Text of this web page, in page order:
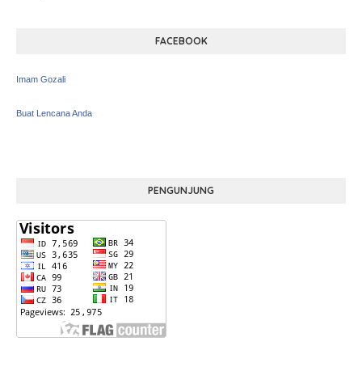
FACEBOOK
Imam Gozali
Buat Lencana Anda
PENGUNJUNG